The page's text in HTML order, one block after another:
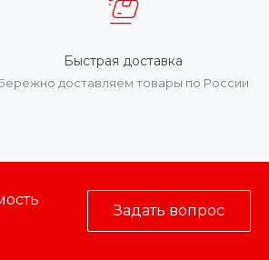
Быстрая доставка
доставляем товары по России
Задать вопрос